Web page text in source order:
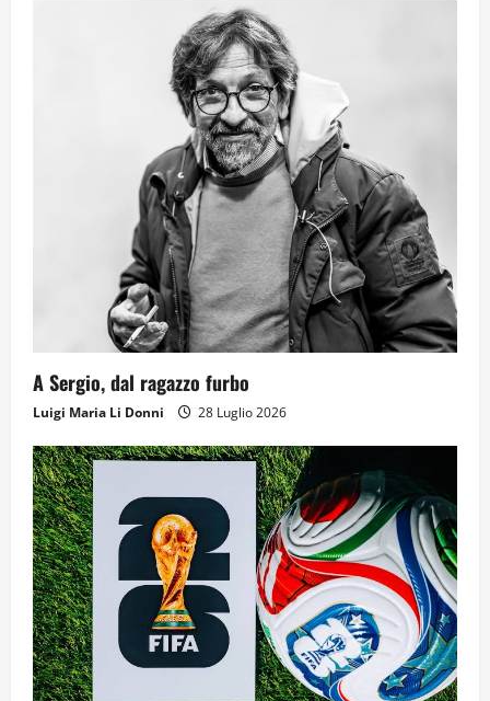
A Sergio, dal ragazzo furbo
Luigi Maria Li Donni 28 Luglio 2026